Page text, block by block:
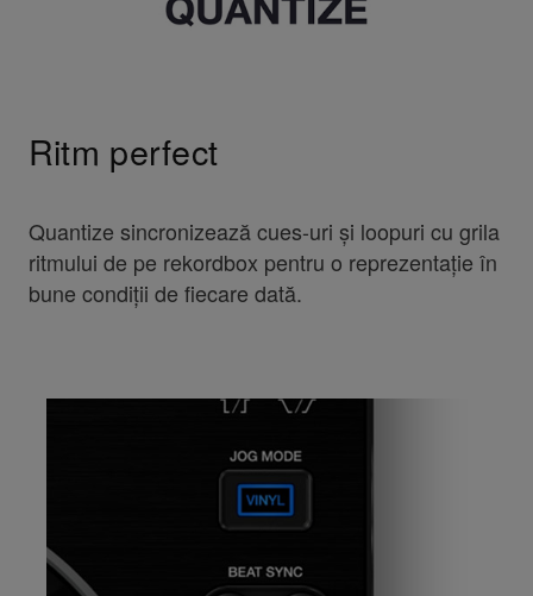
Ritm perfect
Quantize sincronizează cues-uri și loopuri cu grila
ritmului de pe rekordbox pentru o reprezentație în
bune condiții de fiecare dată.